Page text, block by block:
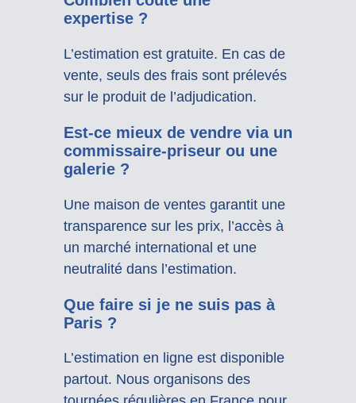
expertise ?
L’estimation est gratuite. En cas de
vente, seuls des frais sont prélevés
sur le produit de l’adjudication.
Est-ce mieux de vendre via un
commissaire-priseur ou une
galerie ?
Une maison de ventes garantit une
transparence sur les prix, l’accès à
un marché international et une
neutralité dans l’estimation.
Que faire si je ne suis pas à
Paris ?
L’estimation en ligne est disponible
partout. Nous organisons des